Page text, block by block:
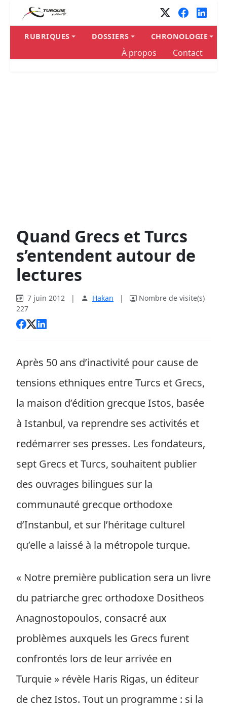
RUBRIQUES DOSSIERS CHRONOLOGIE
À propos Contact
Quand Grecs et Turcs
s’entendent autour de
lectures
7 juin 2012 | Hakan |
Nombre de visite(s)
227
Après 50 ans d’inactivité pour cause de
tensions ethniques entre Turcs et Grecs,
la maison d’édition grecque Istos, basée
à Istanbul, va reprendre ses activités et
redémarrer ses presses. Les fondateurs,
sept Grecs et Turcs, souhaitent publier
des ouvrages bilingues sur la
communauté grecque orthodoxe
d’Instanbul, et sur l’héritage culturel
qu’elle a laissé à la métropole turque.
« Notre première publication sera un livre
du patriarche grec orthodoxe Dositheos
Anagnostopoulos, consacré aux
problèmes auxquels les Grecs furent
confrontés lors de leur arrivée en
Turquie » révèle Haris Rigas, un éditeur
de chez Istos. Tout un programme : si la